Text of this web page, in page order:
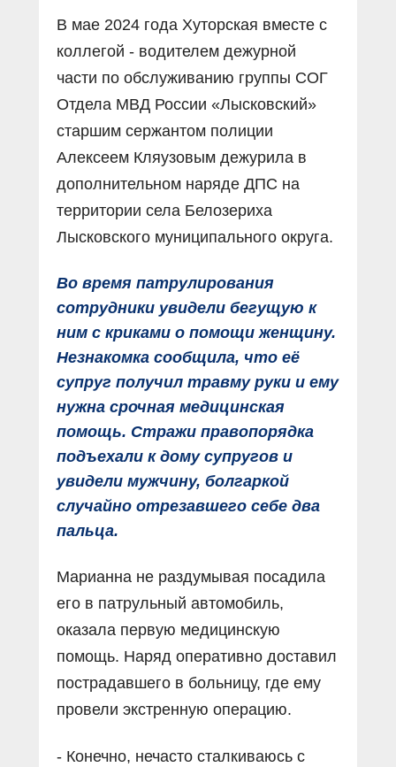
В мае 2024 года Хуторская вместе с
коллегой - водителем дежурной
части по обслуживанию группы СОГ
Отдела МВД России «Лысковский»
старшим сержантом полиции
Алексеем Кляузовым дежурила в
дополнительном наряде ДПС на
территории села Белозериха
Лысковского муниципального округа.
Во время патрулирования
сотрудники увидели бегущую к
ним с криками о помощи женщину.
Незнакомка сообщила, что её
супруг получил травму руки и ему
нужна срочная медицинская
помощь. Стражи правопорядка
подъехали к дому супругов и
увидели мужчину, болгаркой
случайно отрезавшего себе два
пальца.
Марианна не раздумывая посадила
его в патрульный автомобиль,
оказала первую медицинскую
помощь. Наряд оперативно доставил
пострадавшего в больницу, где ему
провели экстренную операцию.
- Конечно, нечасто сталкиваюсь с